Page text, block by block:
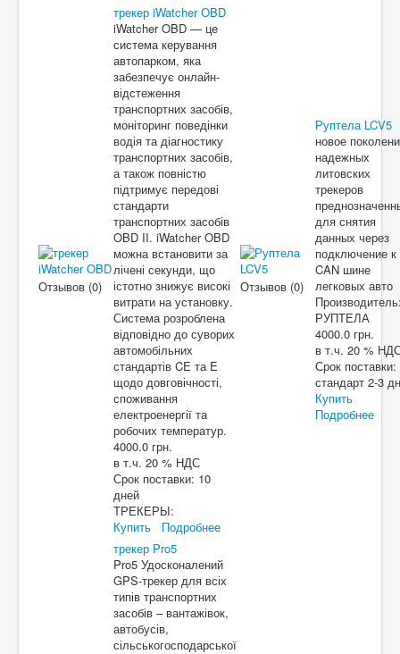
Отзывов (0)
трекер iWatcher OBD
iWatcher OBD — це
система керування
автопарком, яка
забезпечує онлайн-
відстеження
транспортних засобів,
моніторинг поведінки
водія та діагностику
транспортних засобів,
а також повністю
підтримує передові
стандарти
транспортних засобів
OBD II. iWatcher OBD
можна встановити за
лічені секунди, що
істотно знижує високі
витрати на установку.
Система розроблена
відповідно до суворих
автомобільних
стандартів CE та E
щодо довговічності,
споживання
електроенергії та
робочих температур.
4000.0 грн.
в т.ч. 20 % НДС
Срок поставки: 10
дней
ТРЕКЕРЫ:
Купить
Подробнее
Отзывов (0)
Руптела LCV5
новое
надежных
литовских
трекеров
для снятия
данных через
подключение к
CAN шине
легковых авто
РУПТЕЛА
4000.0 грн.
в т.ч. 20 %
Срок поставки:
стандарт 2-3
Купить
Подробнее
трекер Pro5
Pro5 Удосконалений
GPS-трекер для всіх
типів транспортних
засобів – вантажівок,
автобусів,
сільськогосподарської